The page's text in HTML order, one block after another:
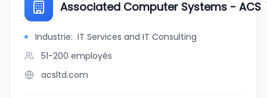
Associated Computer Systems - ACS
Industrie: IT Services and IT Consulting
51-200 employés
acsltd.com